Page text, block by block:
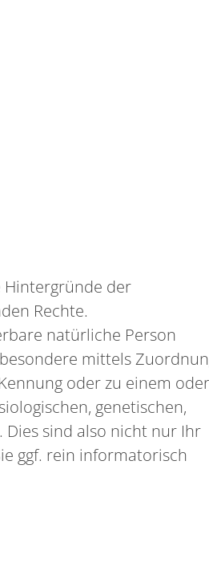
Hintergründe der
Rechte.
natürliche Person
mittels
oder zu einem oder
genetischen,
sind also nicht nur Ihr
ggf. rein informatorisch